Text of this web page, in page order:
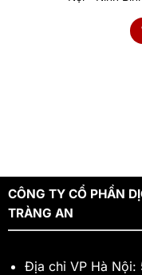
CÔNG TY CỔ PHẦN
TRÀNG AN
Địa chỉ VP Hà Nội: